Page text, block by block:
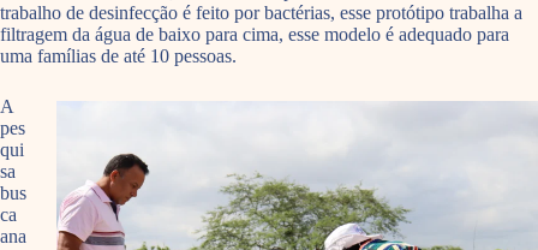
trabalho de desinfecção é feito por bactérias, esse protótipo trabalha a
filtragem da água de baixo para cima, esse modelo é adequado para
uma famílias de até 10 pessoas.
A
pes
qui
sa
bus
ca
ana